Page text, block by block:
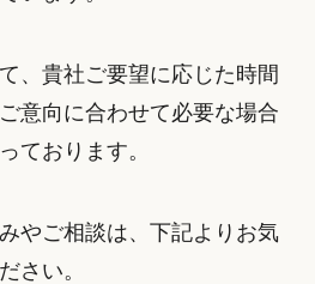
、貴社ご要望に応じた時間
意向に合わせて必要な場合
ております。
やご相談は、下記よりお気
さい。